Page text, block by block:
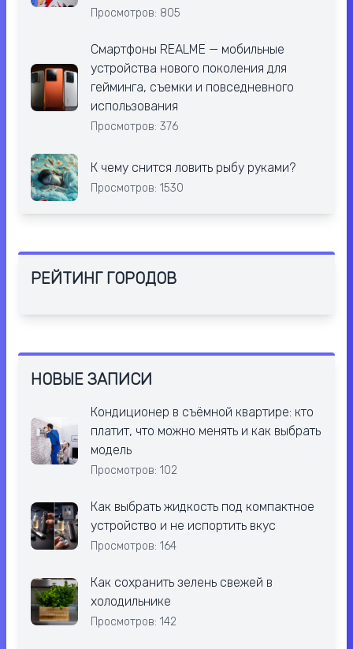
Просмотров: 805
Смартфоны REALME — мобильные
устройства нового поколения для
гейминга, съемки и повседневного
использования
Просмотров: 376
К чему снится ловить рыбу руками?
Просмотров: 1530
РЕЙТИНГ ГОРОДОВ
НОВЫЕ ЗАПИСИ
Кондиционер в съёмной квартире: кто
платит, что можно менять и как выбрать
модель
Просмотров: 102
Как выбрать жидкость под компактное
устройство и не испортить вкус
Просмотров: 164
Как сохранить зелень свежей в
холодильнике
Просмотров: 142